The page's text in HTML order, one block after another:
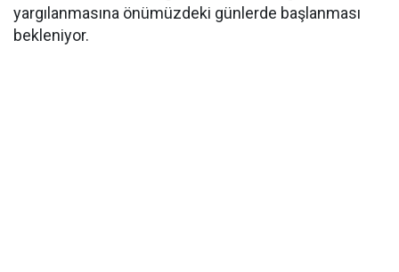
yargılanmasına önümüzdeki günlerde başlanması
bekleniyor.